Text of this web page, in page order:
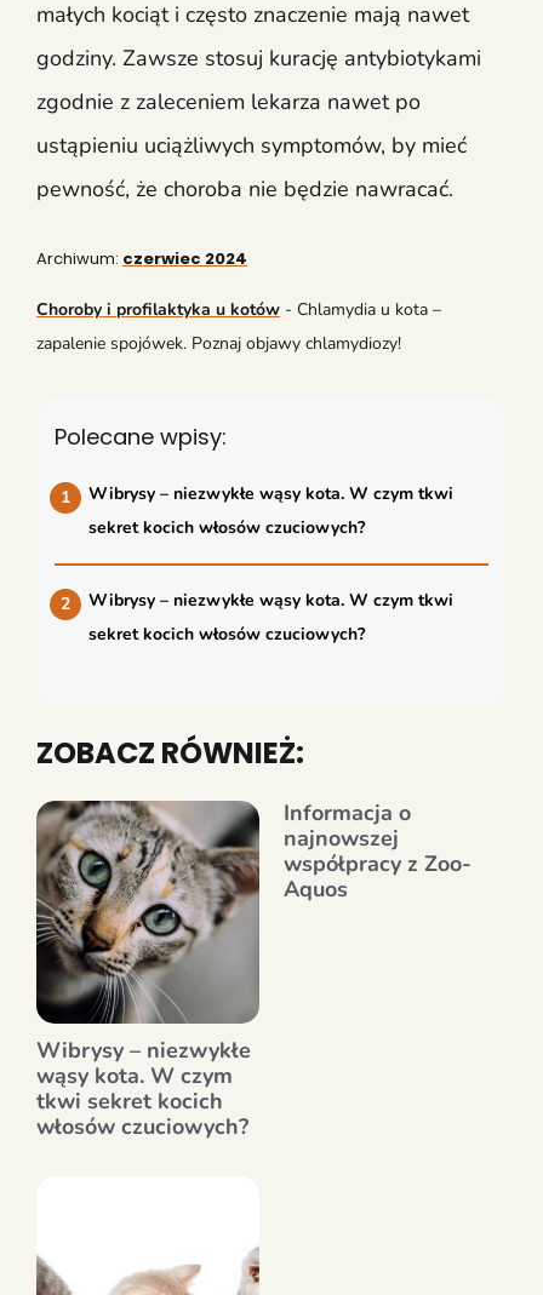
małych kociąt i często znaczenie mają nawet
godziny. Zawsze stosuj kurację antybiotykami
zgodnie z zaleceniem lekarza nawet po
ustąpieniu uciążliwych symptomów, by mieć
pewność, że choroba nie będzie nawracać.
Archiwum: czerwiec 2024
Choroby i profilaktyka u kotów - Chlamydia u kota –
zapalenie spojówek. Poznaj objawy chlamydiozy!
Polecane wpisy:
Wibrysy – niezwykłe wąsy kota. W czym tkwi
sekret kocich włosów czuciowych?
Wibrysy – niezwykłe wąsy kota. W czym tkwi
sekret kocich włosów czuciowych?
ZOBACZ RÓWNIEŻ:
Wibrysy – niezwykłe
wąsy kota. W czym
tkwi sekret kocich
włosów czuciowych?
Informacja o
najnowszej
współpracy z Zoo-
Aquos